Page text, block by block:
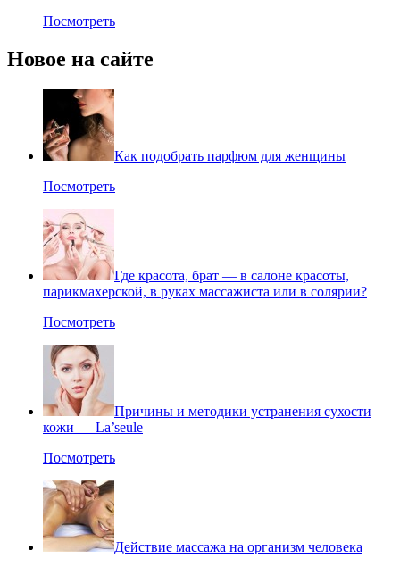
Посмотреть
Новое на сайте
Как подобрать парфюм для женщины
Посмотреть
Где красота, брат — в салоне красоты,
парикмахерской, в руках массажиста или в солярии?
Посмотреть
Причины и методики устранения сухости
кожи — La’seule
Посмотреть
Действие массажа на организм человека